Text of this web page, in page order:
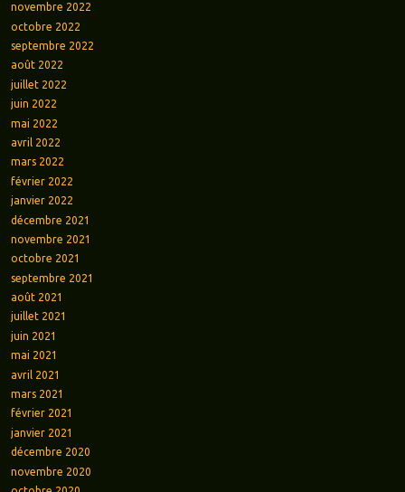
novembre 2022
octobre 2022
septembre 2022
août 2022
juillet 2022
juin 2022
mai 2022
avril 2022
mars 2022
février 2022
janvier 2022
décembre 2021
novembre 2021
octobre 2021
septembre 2021
août 2021
juillet 2021
juin 2021
mai 2021
avril 2021
mars 2021
février 2021
janvier 2021
décembre 2020
novembre 2020